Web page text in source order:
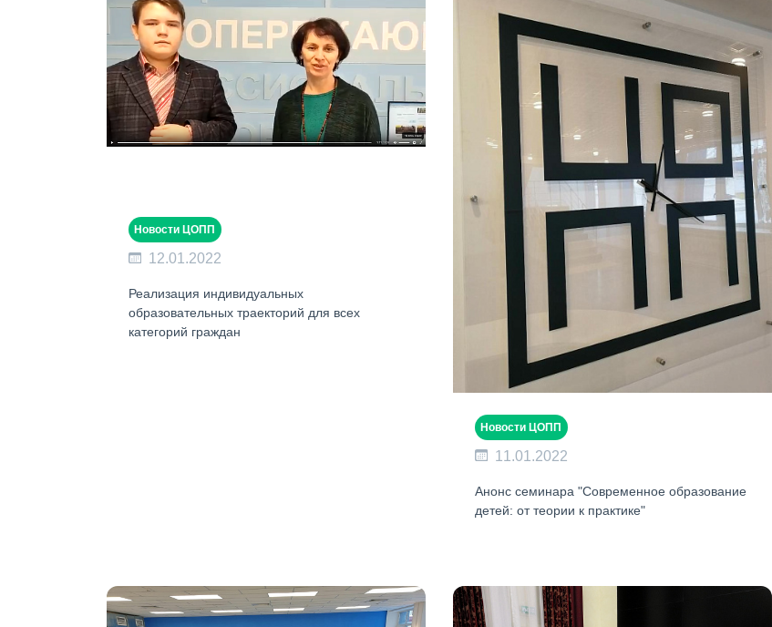
Новости ЦОПП
12.01.2022
Реализация индивидуальных
образовательных траекторий для всех
категорий граждан
Новости ЦОПП
11.01.2022
Анонс семинара "Современное образование
детей: от теории к практике"